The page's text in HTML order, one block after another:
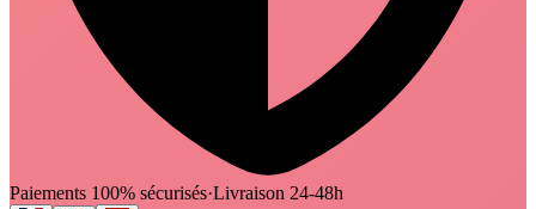
Paiements 100% sécurisés·Livraison 24-48h